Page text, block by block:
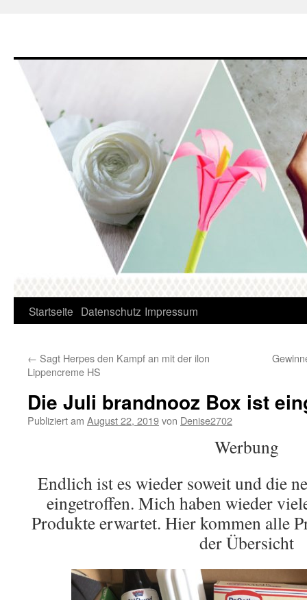
Springe
Inhalt
Startseite Datenschutz Impressum
← Sagt Herpes den Kampf an mit der ilon
Lippencreme HS
Die Juli brandnooz Box ist
Publiziert am August 22, 2019von Denise2702
Werbung
Endlich ist es wieder soweit und die
eingetroffen. Mich haben wieder
Produkte erwartet. Hier kommen alle
der Übersicht